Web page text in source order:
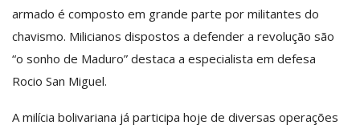
armado é composto em grande parte por militantes do
chavismo. Milicianos dispostos a defender a revolução são
“o sonho de Maduro” destaca a especialista em defesa
Rocio San Miguel.
A milícia bolivariana já participa hoje de diversas operações